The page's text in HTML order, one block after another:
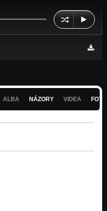
ALBA NÁZORY VIDEA